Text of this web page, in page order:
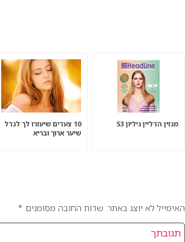
מגזין הדליין גיליון 53
10 צעדים שיעזרו לך לגדל
שיער ארוך ובריא
האימייל לא יוצג באתר. שדות החובה מסומנים *